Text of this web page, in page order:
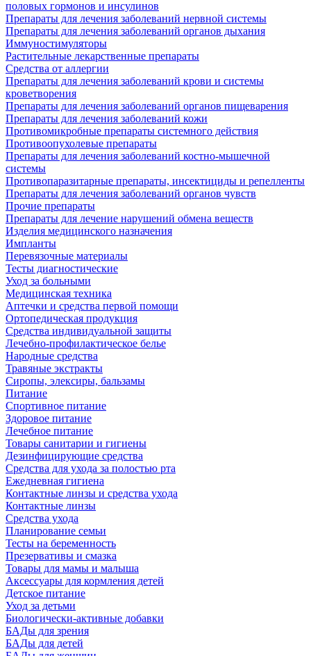
половых гормонов и инсулинов
Препараты для лечения заболеваний нервной системы
Препараты для лечения заболеваний органов дыхания
Иммуностимуляторы
Растительные лекарственные препараты
Средства от аллергии
Препараты для лечения заболеваний крови и системы
кроветворения
Препараты для лечения заболеваний органов пищеварения
Препараты для лечения заболеваний кожи
Противомикробные препараты системного действия
Противоопухолевые препараты
Препараты для лечения заболеваний костно-мышечной
системы
Противопаразитарные препараты, инсектициды и репелленты
Препараты для лечения заболеваний органов чувств
Прочие препараты
Препараты для лечение нарушений обмена веществ
Изделия медицинского назначения
Импланты
Перевязочные материалы
Тесты диагностические
Уход за больными
Медицинская техника
Аптечки и средства первой помощи
Ортопедическая продукция
Средства индивидуальной защиты
Лечебно-профилактическое белье
Народные средства
Травяные экстракты
Сиропы, элексиры, бальзамы
Питание
Спортивное питание
Здоровое питание
Лечебное питание
Товары санитарии и гигиены
Дезинфицирующие средства
Средства для ухода за полостью рта
Ежедневная гигиена
Контактные линзы и средства ухода
Контактные линзы
Средства ухода
Планирование семьи
Тесты на беременность
Презервативы и смазка
Товары для мамы и малыша
Аксессуары для кормления детей
Детское питание
Уход за детьми
Биологически-активные добавки
БАДы для зрения
БАДы для детей